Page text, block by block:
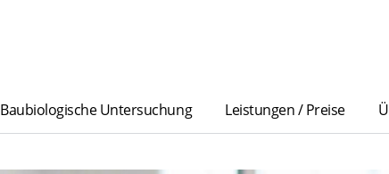
Baubiologische Untersuchung Leistungen / Preise